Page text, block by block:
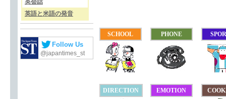
英会話
英語と米語の発音
Follow Us
@japantimes_st
SCHOOL PHONE
DIRECTION EMOTION